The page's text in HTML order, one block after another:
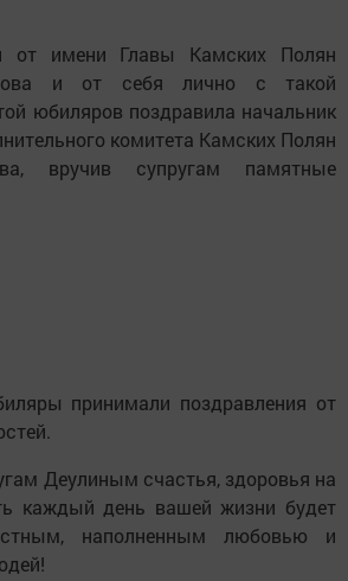
от имени Главы Камских Полян
и от себя лично с такой
юбиляров поздравила начальник
комитета Камских Полян
вручив супругам памятные
принимали поздравления от
Деулиным счастья, здоровья на
каждый день вашей жизни будет
наполненным любовью и